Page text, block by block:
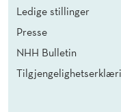
Ledige stillinger
Presse
NHH Bulletin